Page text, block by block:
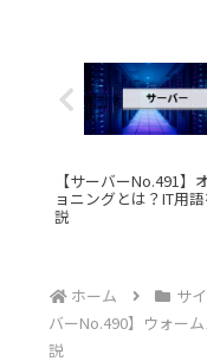
【サーバーNo.491】
ョニングとは？IT用
説
ホーム サ
バーNo.490】ウォー
説